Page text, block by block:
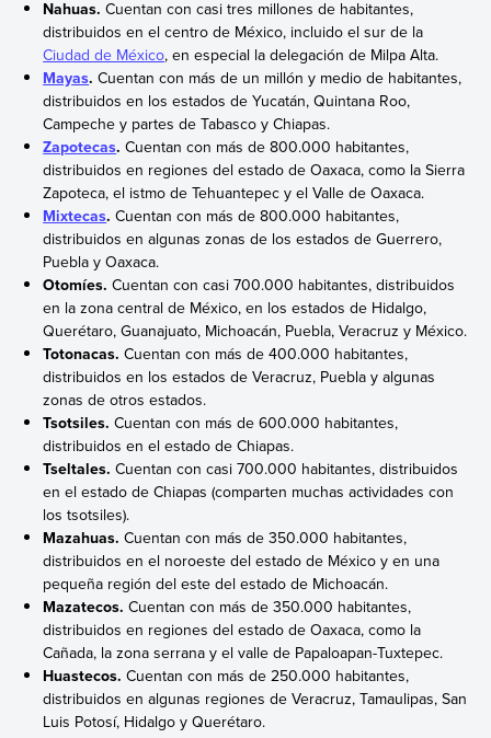
Nahuas. Cuentan con casi tres millones de habitantes,
distribuidos en el centro de México, incluido el sur de la
Ciudad de México, en especial la delegación de Milpa Alta.
Mayas. Cuentan con más de un millón y medio de habitantes,
distribuidos en los estados de Yucatán, Quintana Roo,
Campeche y partes de Tabasco y Chiapas.
Zapotecas. Cuentan con más de 800.000 habitantes,
distribuidos en regiones del estado de Oaxaca, como la Sierra
Zapoteca, el istmo de Tehuantepec y el Valle de Oaxaca.
Mixtecas. Cuentan con más de 800.000 habitantes,
distribuidos en algunas zonas de los estados de Guerrero,
Puebla y Oaxaca.
Otomíes. Cuentan con casi 700.000 habitantes, distribuidos
en la zona central de México, en los estados de Hidalgo,
Querétaro, Guanajuato, Michoacán, Puebla, Veracruz y México.
Totonacas. Cuentan con más de 400.000 habitantes,
distribuidos en los estados de Veracruz, Puebla y algunas
zonas de otros estados.
Tsotsiles. Cuentan con más de 600.000 habitantes,
distribuidos en el estado de Chiapas.
Tseltales. Cuentan con casi 700.000 habitantes, distribuidos
en el estado de Chiapas (comparten muchas actividades con
los tsotsiles).
Mazahuas. Cuentan con más de 350.000 habitantes,
distribuidos en el noroeste del estado de México y en una
pequeña región del este del estado de Michoacán.
Mazatecos. Cuentan con más de 350.000 habitantes,
distribuidos en regiones del estado de Oaxaca, como la
Cañada, la zona serrana y el valle de Papaloapan-Tuxtepec.
Huastecos. Cuentan con más de 250.000 habitantes,
distribuidos en algunas regiones de Veracruz, Tamaulipas, San
Luis Potosí, Hidalgo y Querétaro.